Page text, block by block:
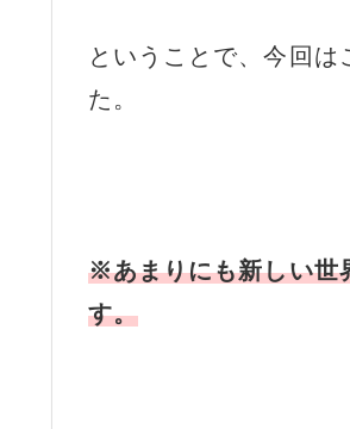
ということで、今回
た。
※あまりにも新しい世
す。